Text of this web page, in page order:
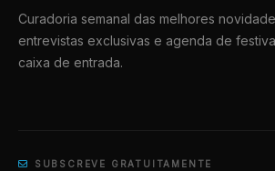
Curadoria semanal das melhores
entrevistas exclusivas e agenda de
caixa de entrada.
SUBSCREVE GRATUITAMENTE